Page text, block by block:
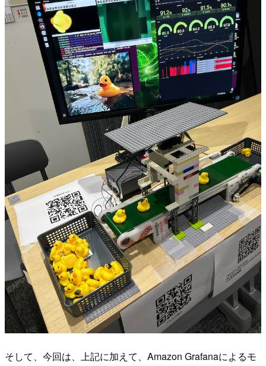
そして、今回は、上記に加えて、Amazon Grafanaによるモ